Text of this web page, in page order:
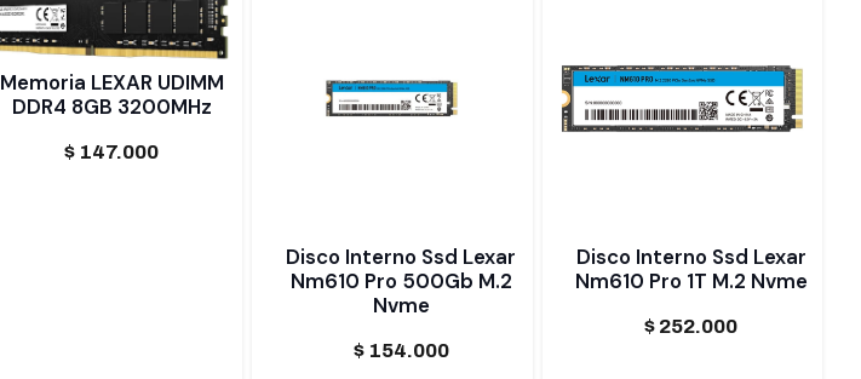
Memoria LEXAR UDIMM
DDR4 8GB 3200MHz
$ 147.000
Disco Interno Ssd Lexar
Nm610 Pro 500Gb M.2
Nvme
$154.000
Disco Interno Ssd Lexar
Nm610 Pro 1T M.2 Nvme
$ 252.000